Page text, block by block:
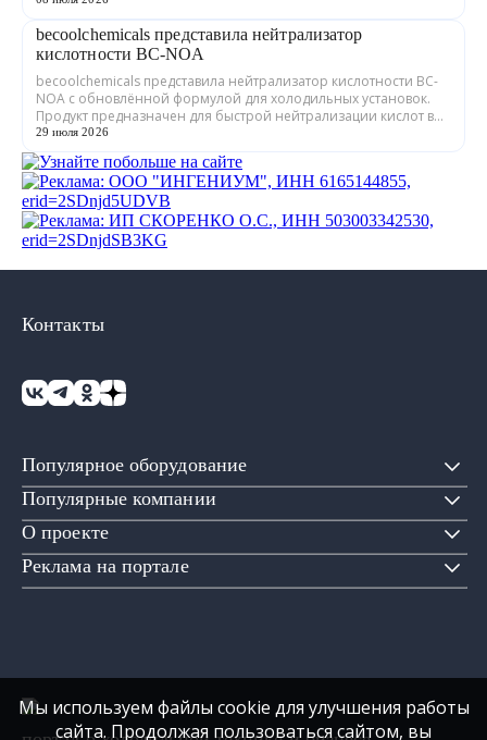
becoolchemicals представила нейтрализатор
кислотности BC-NOA
becoolchemicals представила нейтрализатор кислотности BC-
NOA с обновлённой формулой для холодильных установок.
Продукт предназначен для быстрой нейтрализации кислот в
минеральных и синтетически...
29 июля 2026
Популярное оборудование
Популярные компании
О проекте
Реклама на портале
Контакты
Мы используем файлы cookie для улучшения работы
сайта. Продолжая пользоваться сайтом, вы